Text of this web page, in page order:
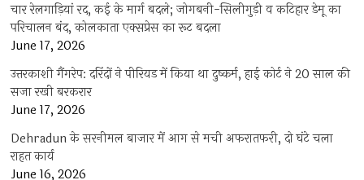
चार रेलगाड़ियां रद, कई के मार्ग बदले; जोगबनी-सिलीगुड़ी व कटिहार डेमू का
परिचालन बंद, कोलकाता एक्सप्रेस का रूट बदला
June 17, 2026
उत्तरकाशी गैंगरेप: दरिंदों ने पीरियड में किया था दुष्कर्म, हाई कोर्ट ने 20 साल की
सजा रखी बरकरार
June 17, 2026
Dehradun के सरनीमल बाजार में आग से मची अफरातफरी, दो घंटे चला
राहत कार्य
June 16, 2026